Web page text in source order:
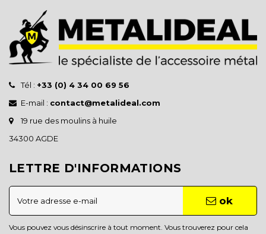
Tél : +33 (0) 4 34 00 69 56
E-mail : contact@metalideal.com
19 rue des moulins à huile
34300 AGDE
LETTRE D'INFORMATIONS
ok
Vous pouvez vous désinscrire à tout moment. Vous trouverez pour cela